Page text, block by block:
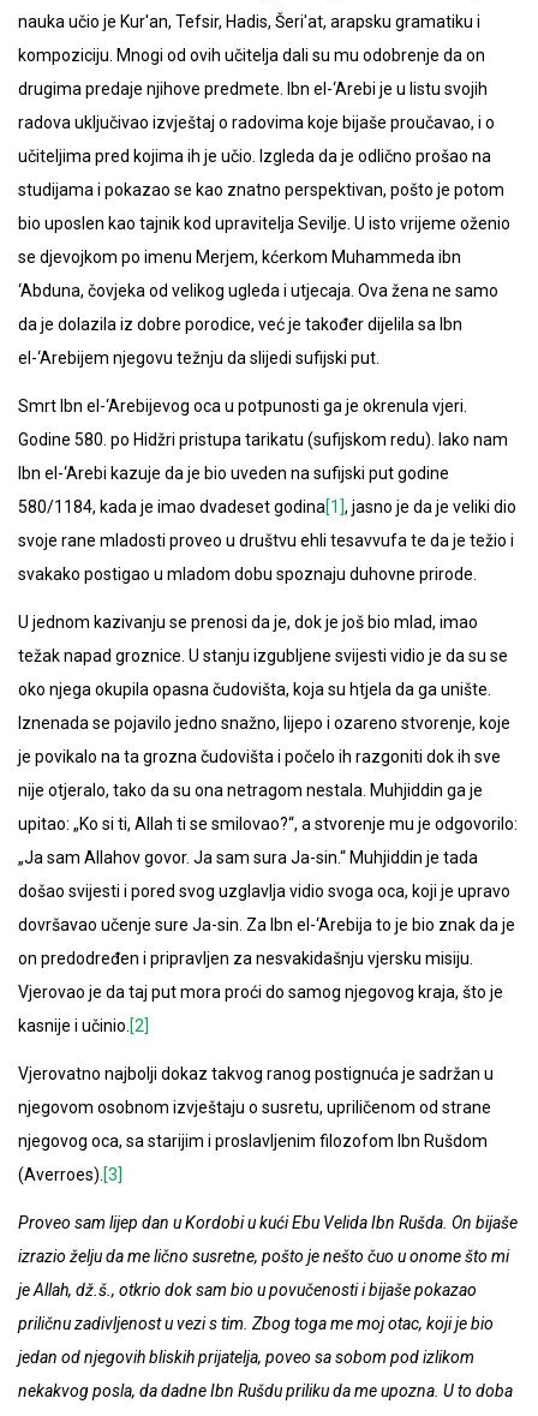
nauka učio je Kur'an, Tefsir, Hadis, Šeri'at, arapsku gramatiku i
kompoziciju. Mnogi od ovih učitelja dali su mu odobrenje da on
drugima predaje njihove predmete. Ibn el-‘Arebi je u listu svojih
radova uključivao izvještaj o radovima koje bijaše proučavao, i o
učiteljima pred kojima ih je učio. Izgleda da je odlično prošao na
studijama i pokazao se kao znatno perspektivan, pošto je potom
bio uposlen kao tajnik kod upravitelja Sevilje. U isto vrijeme oženio
se djevojkom po imenu Merjem, kćerkom Muhammeda ibn
‘Abduna, čovjeka od velikog ugleda i utjecaja. Ova žena ne samo
da je dolazila iz dobre porodice, već je također dijelila sa Ibn
el-‘Arebijem njegovu težnju da slijedi sufijski put.
Smrt Ibn el-‘Arebijevog oca u potpunosti ga je okrenula vjeri.
Godine 580. po Hidžri pristupa tarikatu (sufijskom redu). Iako nam
Ibn el-‘Arebi kazuje da je bio uveden na sufijski put godine
580/1184, kada je imao dvadeset godina[1], jasno je da je veliki dio
svoje rane mladosti proveo u društvu ehli tesavvufa te da je težio i
svakako postigao u mladom dobu spoznaju duhovne prirode.
U jednom kazivanju se prenosi da je, dok je još bio mlad, imao
težak napad groznice. U stanju izgubljene svijesti vidio je da su se
oko njega okupila opasna čudovišta, koja su htjela da ga unište.
Iznenada se pojavilo jedno snažno, lijepo i ozareno stvorenje, koje
je povikalo na ta grozna čudovišta i počelo ih razgoniti dok ih sve
nije otjeralo, tako da su ona netragom nestala. Muhjiddin ga je
upitao: „Ko si ti, Allah ti se smilovao?“, a stvorenje mu je odgovorilo:
„Ja sam Allahov govor. Ja sam sura Ja-sin.“ Muhjiddin je tada
došao svijesti i pored svog uzglavlja vidio svoga oca, koji je upravo
dovršavao učenje sure Ja-sin. Za Ibn el-‘Arebija to je bio znak da je
on predodređen i pripravljen za nesvakidašnju vjersku misiju.
Vjerovao je da taj put mora proći do samog njegovog kraja, što je
kasnije i učinio.[2]
Vjerovatno najbolji dokaz takvog ranog postignuća je sadržan u
njegovom osobnom izvještaju o susretu, upriličenom od strane
njegovog oca, sa starijim i proslavljenim filozofom Ibn Rušdom
(Averroes).[3]
Proveo sam lijep dan u Kordobi u kući Ebu Velida Ibn Rušda. On bijaše
izrazio želju da me lično susretne, pošto je nešto čuo u onome što mi
je Allah, dž.š., otkrio dok sam bio u povučenosti i bijaše pokazao
priličnu zadivljenost u vezi s tim. Zbog toga me moj otac, koji je bio
jedan od njegovih bliskih prijatelja, poveo sa sobom pod izlikom
nekakvog posla, da dadne Ibn Rušdu priliku da me upozna. U to doba